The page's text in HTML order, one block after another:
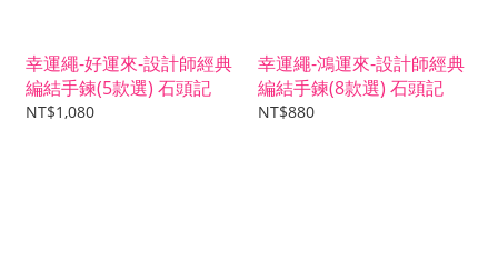
幸運繩-好運來-設計師經典
編結手鍊(5款選) 石頭記
NT$1,080
幸運繩-鴻運來-設計師經典
編結手鍊(8款選) 石頭記
NT$880